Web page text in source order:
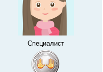
Специалист